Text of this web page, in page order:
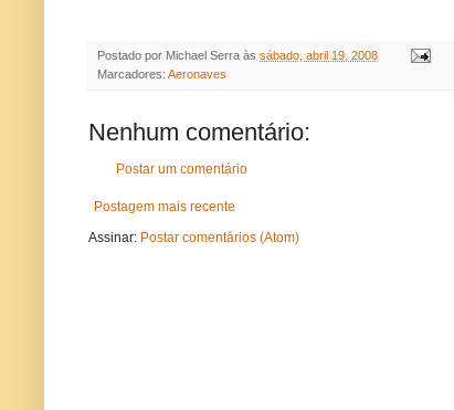
Postado por Michael Serra às sábado, abril 19, 2008
Marcadores: Aeronaves
Nenhum comentário:
Postar um comentário
Postagem mais recente
Assinar: Postar comentários (Atom)